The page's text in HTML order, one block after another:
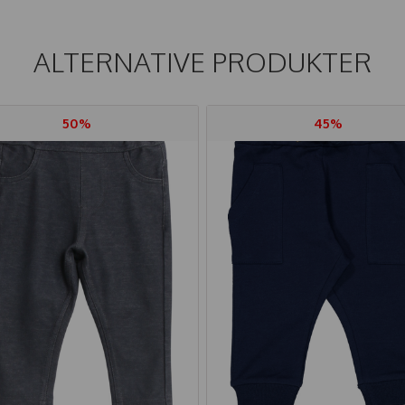
ALTERNATIVE PRODUKTER
50% 45%